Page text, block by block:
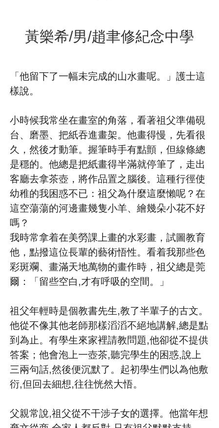
黃樂希/男/趙聿修紀念中學
「他留下了一幅未完成的山水畫呢。」護士這
樣說。
小時候我常坐在畫室的角落，看著祖父準備硯
台、磨墨、把紙吞進畫架。他畫得慢，先看很
久，然後才動筆。握筆時手有點顫，但線條總
是穩的。他總是把紙畫得半滿就停筆了，走出
客廳去拿茶壺，將作品置之腦後。這種行徑使
幼稚的我困惑不已：祖父為什麼這麼懶呢？在
這空蕩蕩的河邊畫幾隻小羊、繪幾朵小花不好
嗎？
我時常拿着在美勞課上畫的水彩畫，試圖教育
他，點撥這位長輩的藝術悟性。看着我那些色
彩斑斕、畫滿天地萬物的畫作時，祖父總是莞
爾：「留些空白,才有呼吸的空間。」
祖父年輕時是個教書先生,教了半輩子的古文。
他從不像其他老師那樣滔滔不絕地講解,總是點
到為止。有學生來家裡請教問題,他卻從不提供
答案；他會泡上一壺茶,聽完學生的困惑,說上
三兩句話,然後便沉默了。起初學生們以為他敷
衍,但回去細想,往往恍然大悟。
父親常說,祖父從不干涉子女的選擇。他當年想